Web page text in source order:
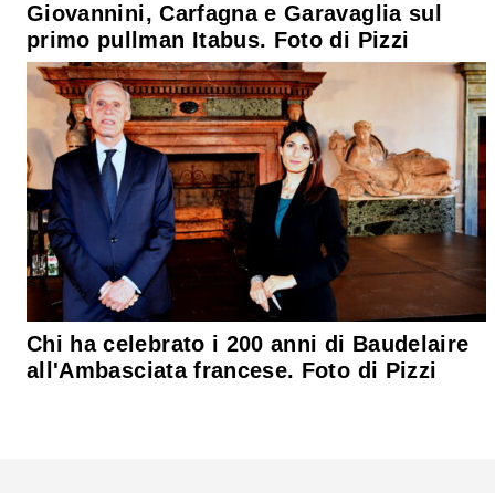
Giovannini, Carfagna e Garavaglia sul
primo pullman Itabus. Foto di Pizzi
Chi ha celebrato i 200 anni di Baudelaire
all'Ambasciata francese. Foto di Pizzi